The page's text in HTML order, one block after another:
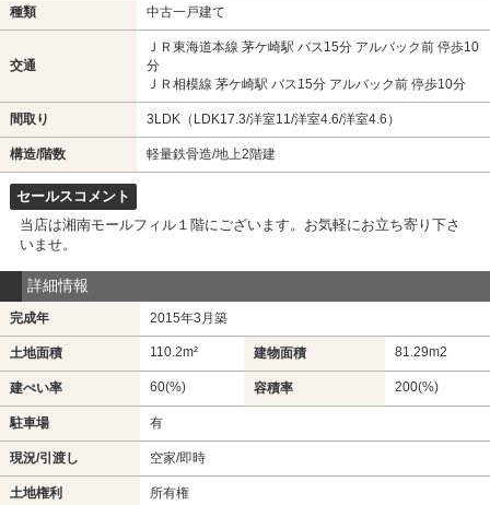
種類 中古一戸建て
交通
ＪＲ東海道本線 茅ケ崎駅 バス15分 アルバック前 停歩10
分
ＪＲ相模線 茅ケ崎駅 バス15分 アルバック前 停歩10分
間取り 3LDK（LDK17.3/洋室11/洋室4.6/洋室4.6）
構造/階数 軽量鉄骨造/地上2階建
セールスコメント
当店は湘南モールフィル１階にございます。お気軽にお立ち寄り下さ
いませ。
詳細情報
完成年 2015年3月築
土地面積 110.2m² 建物面積 81.29m2
建ぺい率 60(%) 容積率 200(%)
駐車場 有
現況/引渡し 空家/即時
土地権利 所有権